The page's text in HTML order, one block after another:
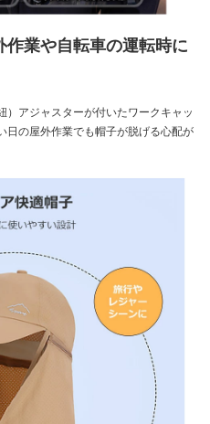
作業や自転車の運転時に
）アジャスターが付いたワークキャッ
日の屋外作業でも帽子が脱げる心配が